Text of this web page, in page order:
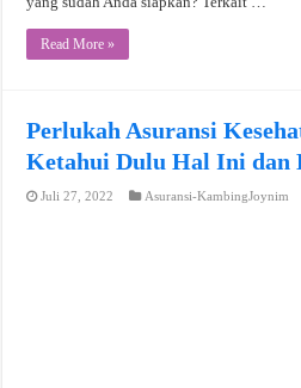
Read More »
Perlukah Asuransi
Ketahui Dulu Hal Ini dan
Juli 27, 2022 Asuransi-KambingJoynim